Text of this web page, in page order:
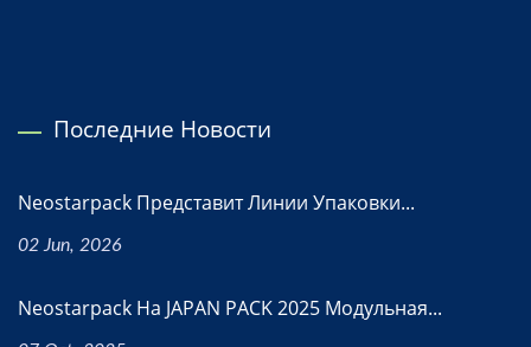
Последние Новости
Neostarpack Представит Линии Упаковки...
02 Jun, 2026
Neostarpack На JAPAN PACK 2025 Модульная...